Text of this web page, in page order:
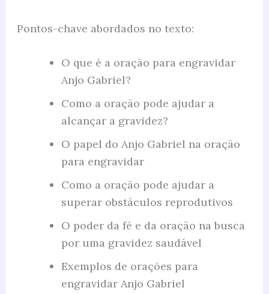
Pontos-chave abordados no texto:
O que é a oração para engravidar
Anjo Gabriel?
Como a oração pode ajudar a
alcançar a gravidez?
O papel do Anjo Gabriel na oração
para engravidar
Como a oração pode ajudar a
superar obstáculos reprodutivos
O poder da fé e da oração na busca
por uma gravidez saudável
Exemplos de orações para
engravidar Anjo Gabriel